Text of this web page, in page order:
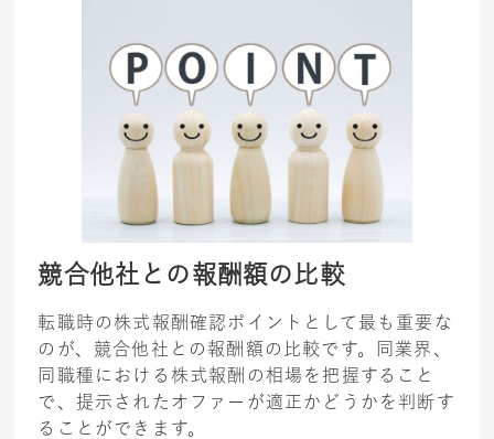
競合他社との報酬額の比較
転職時の株式報酬確認ポイントとして最も重要な
のが、競合他社との報酬額の比較です。同業界、
同職種における株式報酬の相場を把握すること
で、提示されたオファーが適正かどうかを判断す
ることができます。